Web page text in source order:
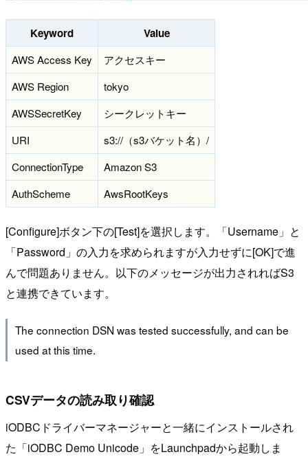
Keyword Value
AWS Access Key
アクセスキー
AWS Region
tokyo
AWSSecretKey
シークレットキー
URI
s3://（s3バケット名）/
ConnectionType
Amazon S3
AuthScheme
AwsRootKeys
[Configure]ボタン下の[Test]を選択します。「Username」と
「Password」の入力を求められますが入力せずに[OK]で進
んで問題ありません。以下のメッセージが出力されればS3
と連携できています。
The connection DSN was tested successfully, and can be
used at this time.
CSVデータの読み取り確認
iODBCドライバーマネージャーと一緒にインストールされ
た「iODBC Demo Unicode」をLaunchpadから起動しま